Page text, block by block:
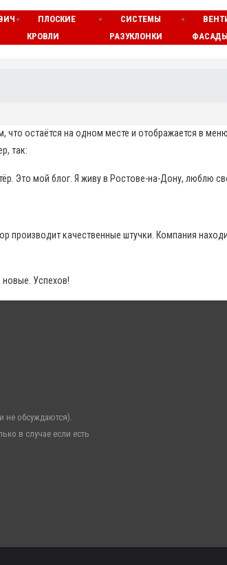
ПЛОСКИЕ
КРОВЛИ
СИСТЕМЫ
РАЗУКЛОНКИ
ФАСАДЫ
что остаётся на одном месте и отображается в
так:
Это мой блог. Я живу в Ростове-на-Дону, люблю
производит качественные штучки. Компания
новые. Успехов!
не обсуждаются).
в случае если есть